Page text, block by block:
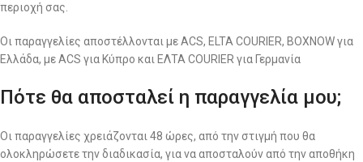
περιοχή σας.
Οι παραγγελίες αποστέλλονται με ACS, ELTA COURIER, BOXNOW για
Ελλάδα, με ACS για Κύπρο και ΕΛΤΑ COURIER για Γερμανία
Πότε θα αποσταλεί η παραγγελία μου;
Οι παραγγελίες χρειάζονται 48 ώρες, από την στιγμή που θα
ολοκληρώσετε την διαδικασία, για να αποσταλούν από την αποθήκη